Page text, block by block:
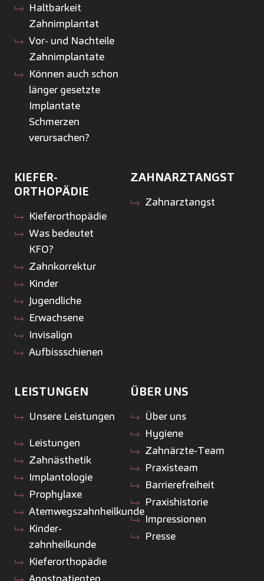
Haltbarkeit
Zahnimplantat
Vor- und Nachteile
Zahnimplantate
Können auch schon
länger gesetzte
Implantate
Schmerzen
verursachen?
KIEFER­
ORTHOPÄDIE
Kiefer­orthopädie
Was bedeutet
KFO?
Zahnkorrektur
Kinder
Jugendliche
Erwachsene
Invisalign
Aufbissschienen
ZAHNARZTANGST
Zahnarztangst
LEISTUNGEN
Unsere Leistungen
Leistungen
Zahnästhetik
Implantologie
Prophylaxe
Atemwegszahnheilkunde
Kinder­
zahnheilkunde
Kiefer­orthopädie
ÜBER UNS
Über uns
Hygiene
Zahnärzte-Team
Praxisteam
Barrierefreiheit
Praxishistorie
Impressionen
Presse